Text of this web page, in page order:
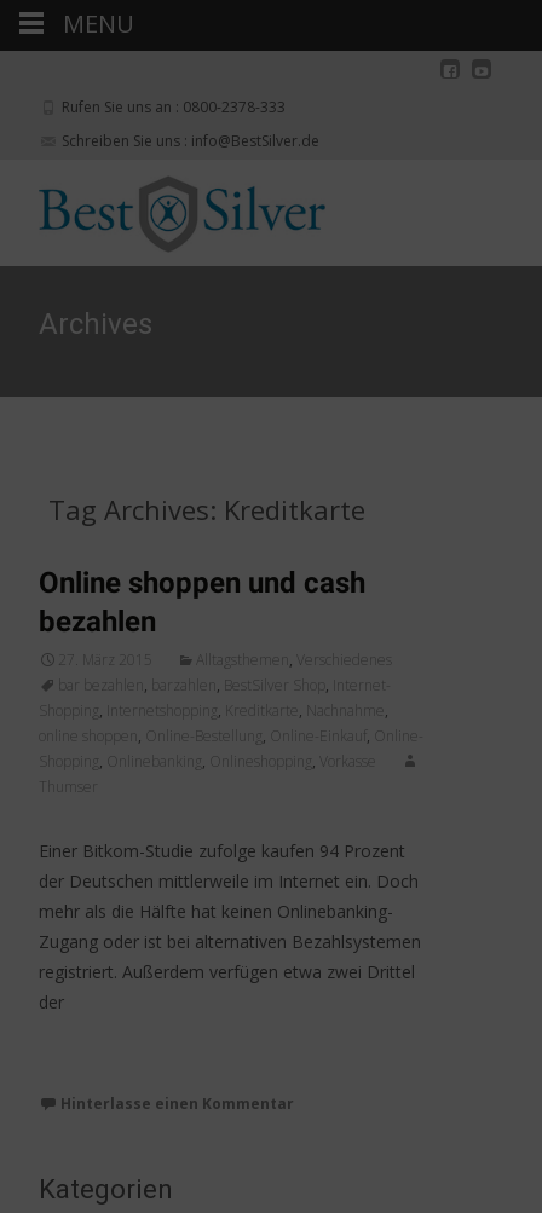
Rufen Sie uns an : 0800-2378-333
Schreiben Sie uns : info@BestSilver.de
Archives
Tag Archives: Kreditkarte
Online shoppen und cash
bezahlen
27. März 2015 Alltagsthemen , Verschiedenes
bar bezahlen , barzahlen , BestSilver Shop ,
Internet-
, Internetshopping , Kreditkarte , Nachnahme ,
, Online-Bestellung , Online-Einkauf,
, , , Vorkasse
Thumser
Einer Bitkom-Studie zufolge kaufen 94 Prozent
der Deutschen mittlerweile im Internet ein. Doch
mehr als die Hälfte hat keinen Onlinebanking-
Zugang oder ist bei alternativen Bezahlsystemen
registriert. Außerdem verfügen etwa zwei Drittel
der
Hinterlasse einen Kommentar
Kategorien
MENU